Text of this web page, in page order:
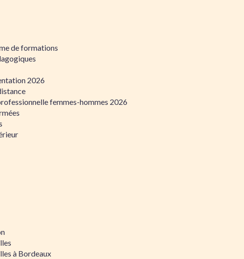
de formations
2026
femmes-hommes 2026
à Bordeaux